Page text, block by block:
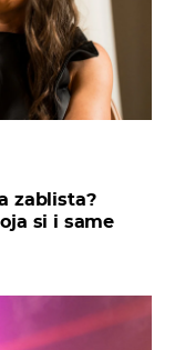
zablista?
si i same